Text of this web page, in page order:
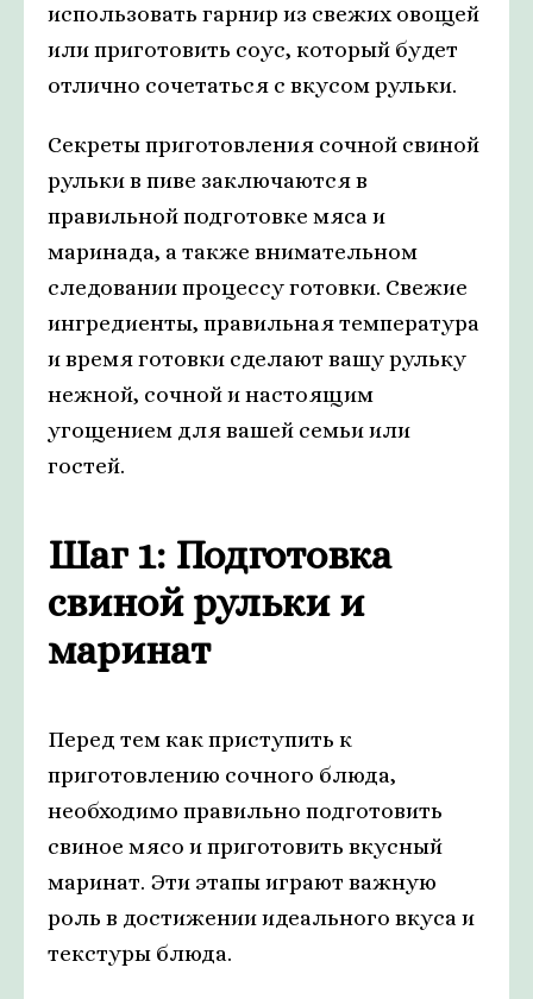
использовать гарнир из свежих овощей
или приготовить соус, который будет
отлично сочетаться с вкусом рульки.
Секреты приготовления сочной свиной
рульки в пиве заключаются в
правильной подготовке мяса и
маринада, а также внимательном
следовании процессу готовки. Свежие
ингредиенты, правильная температура
и время готовки сделают вашу рульку
нежной, сочной и настоящим
угощением для вашей семьи или
гостей.
Шаг 1: Подготовка
свиной рульки и
маринат
Перед тем как приступить к
приготовлению сочного блюда,
необходимо правильно подготовить
свиное мясо и приготовить вкусный
маринат. Эти этапы играют важную
роль в достижении идеального вкуса и
текстуры блюда.